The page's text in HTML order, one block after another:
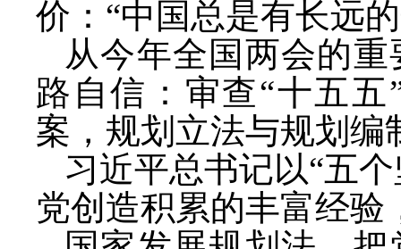
价：“中国总是有长远
从今年全国两会的
路自信：审查“十五
案，规划立法与规划编
习近平总书记以“五
党创造积累的丰富经验